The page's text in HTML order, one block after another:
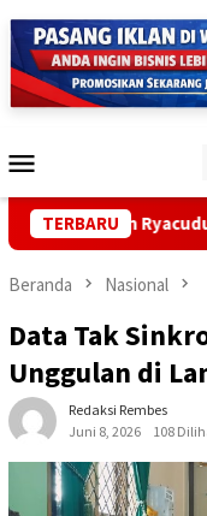
ke
konten
Mobile
TERBARU
Jalan Ryacudu
Beranda Nasional
Data Tak
Unggulan di
Redaksi Rembes
Juni 8, 2026
108